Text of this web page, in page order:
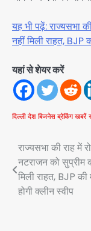
यह भी पढ़ें: राज्यसभा
नहीं मिली राहत, BJP
यहां से शेयर करें
दिल्ली देश बिजनेस ब्रेकिंग खबरें
Post
राज्यसभा की राह में
नटराजन को सुप्रीम
मिली राहत, BJP
होगी क्लीन स्वीप